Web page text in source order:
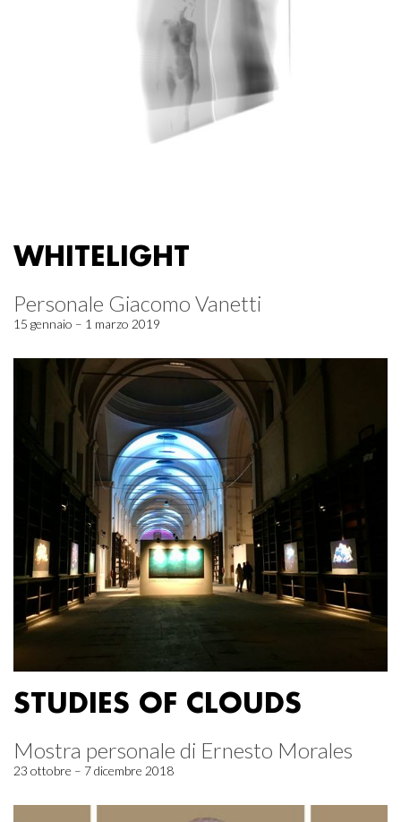
WHITELIGHT
Personale Giacomo Vanetti
15 gennaio – 1 marzo 2019
STUDIES OF CLOUDS
Mostra personale di Ernesto Morales
23 ottobre – 7 dicembre 2018